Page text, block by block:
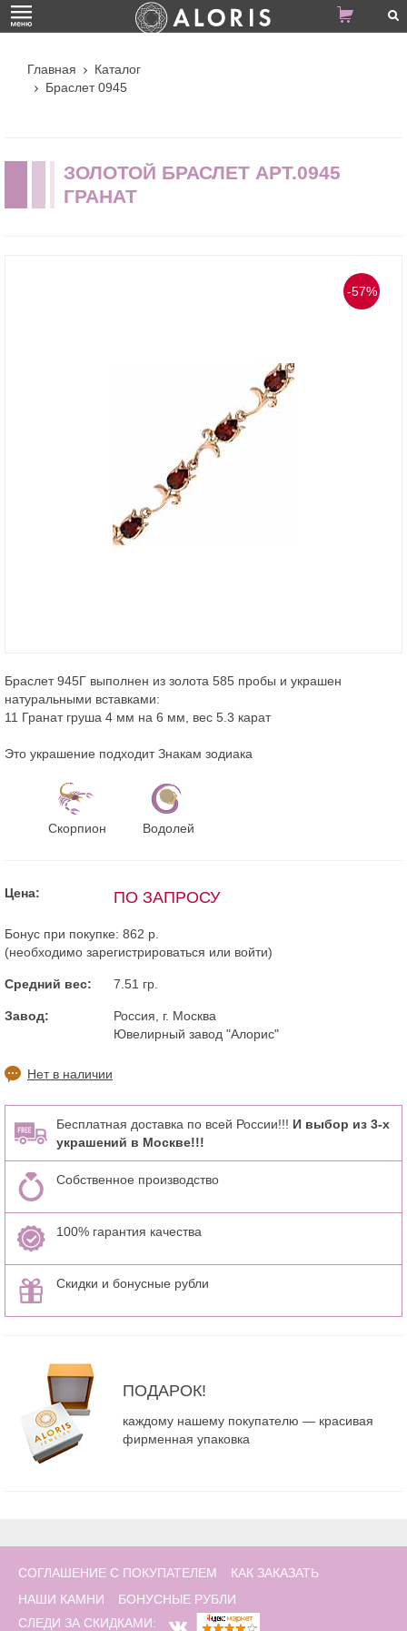
Главная
Каталог
Браслет 0945
ЗОЛОТОЙ БРАСЛЕТ АРТ.0945
ГРАНАТ
-57%
Браслет 945Г выполнен из золота 585 пробы и украшен
натуральными вставками:
11 Гранат груша 4 мм на 6 мм, вес 5.3 карат
Это украшение подходит Знакам зодиака
Скорпион Водолей
Цена: ПО ЗАПРОСУ
Бонус при покупке: 862 р.
(необходимо зарегистрироваться или войти)
Средний вес: 7.51 гр.
Завод:
Россия, г. Москва
Ювелирный завод "Алорис"
Нет в наличии
Бесплатная доставка по всей России!!! И выбор из 3-х
украшений в Москве!!!
Собственное производство
100% гарантия качества
Скидки и бонусные рубли
ПОДАРОК!
каждому нашему покупателю — красивая
фирменная упаковка
СОГЛАШЕНИЕ С ПОКУПАТЕЛЕМ
КАК ЗАКАЗАТЬ
НАШИ КАМНИ
БОНУСНЫЕ РУБЛИ
СЛЕДИ ЗА СКИДКАМИ: